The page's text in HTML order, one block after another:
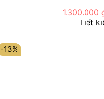
1.300.000
Tiết
-13%